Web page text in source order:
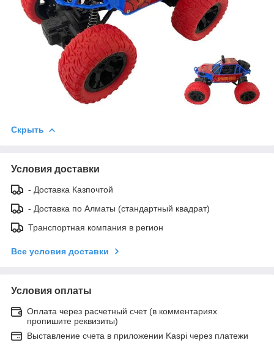
Скрыть
Условия доставки
- Доставка Казпочтой
- Доставка по Алматы (стандартный квадрат)
Транспортная компания в регион
Все условия доставки
Условия оплаты
Оплата через расчетный счет (в комментариях
пропишите реквизиты)
Выставление счета в приложении Kaspi через платежи